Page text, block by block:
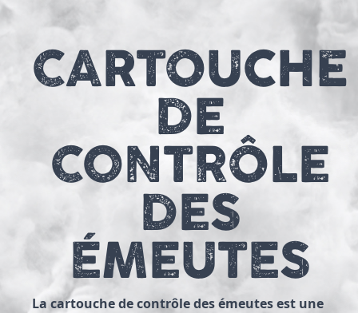
CARTOUCHE
DE
CONTRÔLE
DES
ÉMEUTES
La cartouche de contrôle des émeutes est une